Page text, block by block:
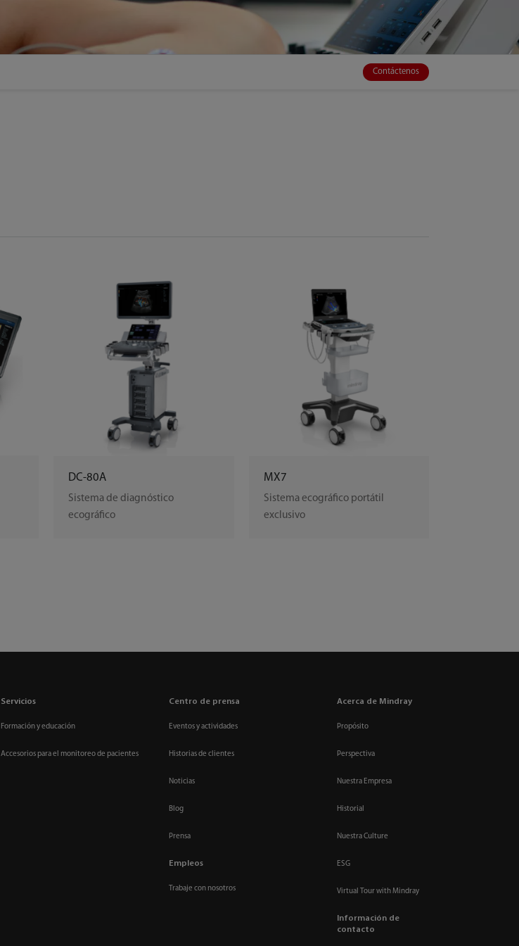
Contáctenos
DC-80A
Sistema de diagnóstico
ecográfico
MX7
Sistema ecográfico portátil
exclusivo
Servicios
Formación y educación
Accesorios para el monitoreo de pacientes
Centro de prensa
Eventos y actividades
Historias de clientes
Noticias
Blog
Prensa
Empleos
Trabaje con nosotros
Acerca de Mindray
Propósito
Perspectiva
Nuestra Empresa
Historial
Nuestra Culture
ESG
Virtual Tour with Mindray
Información de
contacto